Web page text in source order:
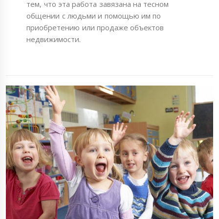
тем, что эта работа завязана на тесном
общении с людьми и помощью им по
приобретению или продаже объектов
недвижимости.